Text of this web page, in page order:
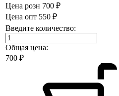
Цена розн 700 ₽
Цена опт 550 ₽
Введите количество:
Общая цена:
700 ₽